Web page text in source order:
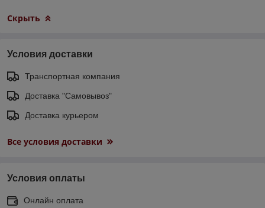
Скрыть
Условия доставки
Транспортная компания
Доставка "Самовывоз"
Доставка курьером
Все условия доставки
Условия оплаты
Онлайн оплата